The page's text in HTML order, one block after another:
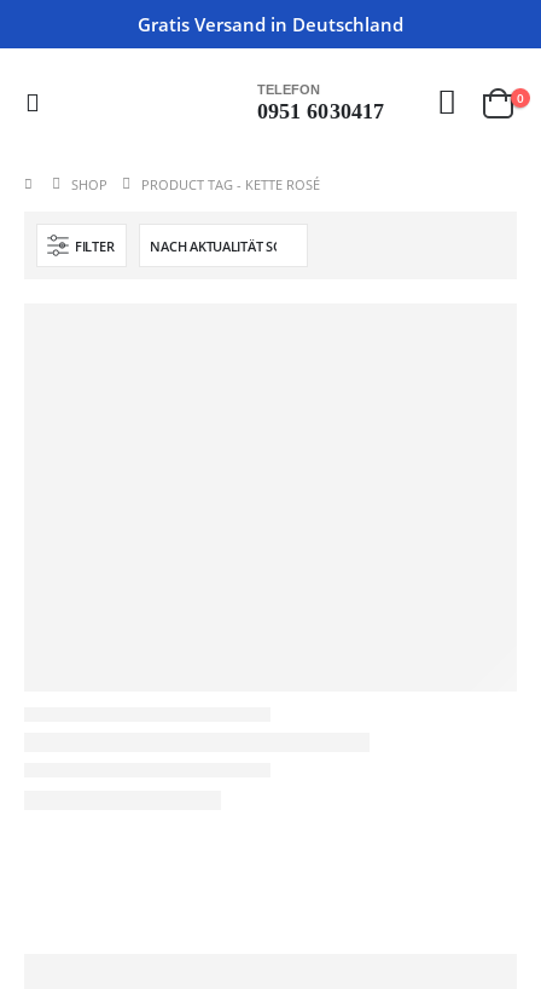
Gratis Versand in Deutschland
TELEFON
0951 6030417
0
SHOP PRODUCT TAG - KETTE ROSÉ
FILTER